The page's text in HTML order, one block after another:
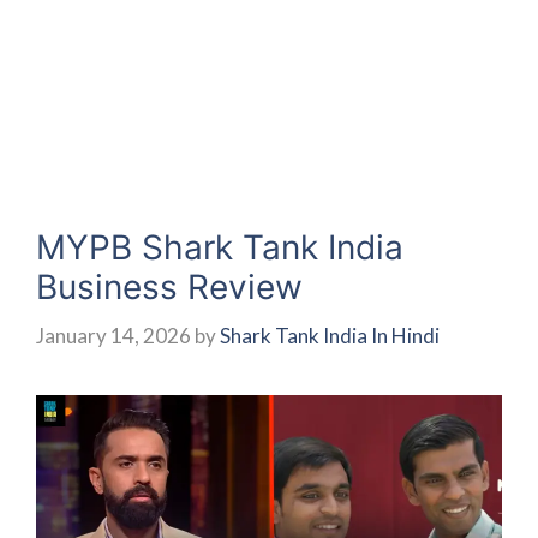
MYPB Shark Tank India
Business Review
January 14, 2026 byShark Tank India In Hindi